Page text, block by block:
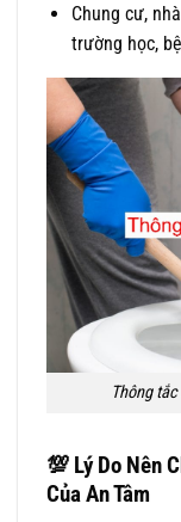
Chung cư,
trường học,
Thông
💯 Lý Do Nên
Của An Tâm